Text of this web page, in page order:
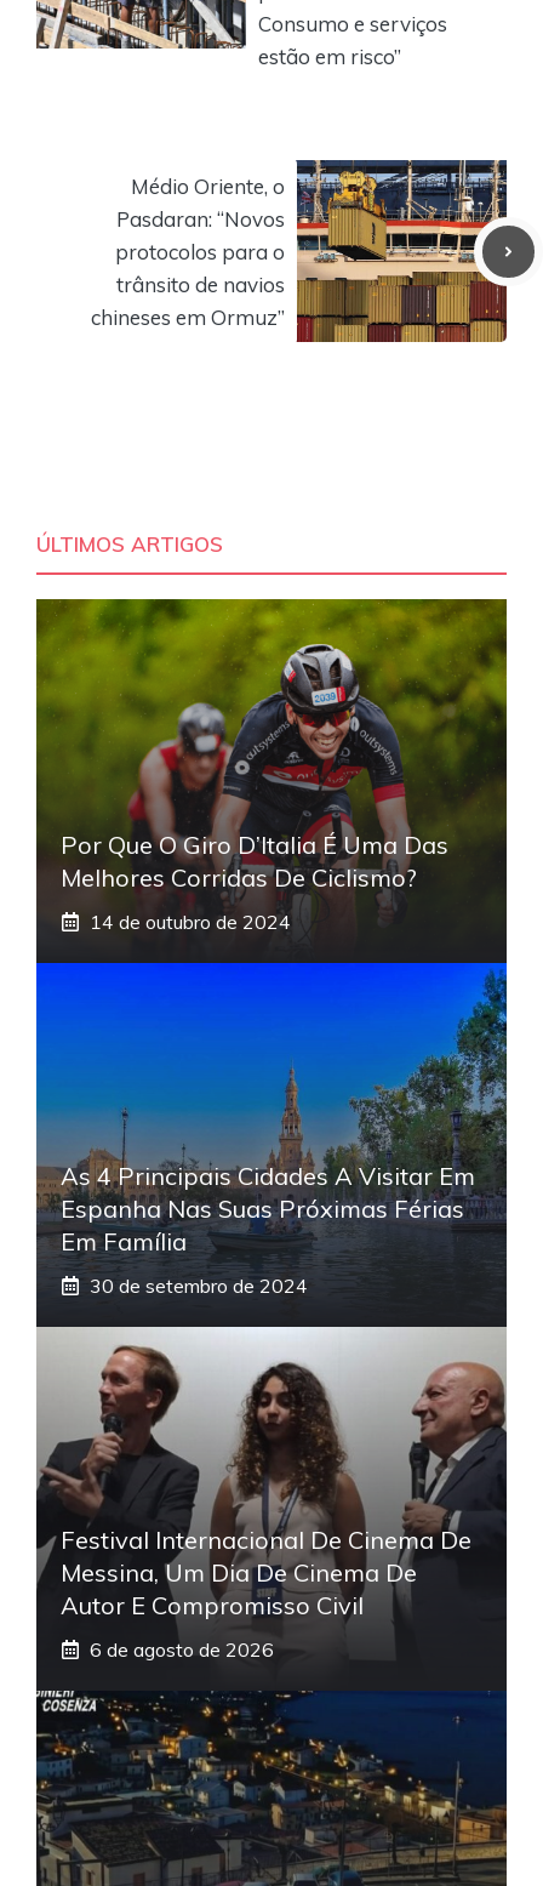
Consumo e serviços
estão em risco”
Médio Oriente, o
Pasdaran: “Novos
protocolos para o
trânsito de navios
chineses em Ormuz”
ÚLTIMOS ARTIGOS
Por Que O Giro D’Italia É Uma Das
Melhores Corridas De Ciclismo?
14 de outubro de 2024
As 4 Principais Cidades A Visitar Em
Espanha Nas Suas Próximas Férias
Em Família
30 de setembro de 2024
Festival Internacional De Cinema De
Messina, Um Dia De Cinema De
Autor E Compromisso Civil
6 de agosto de 2026